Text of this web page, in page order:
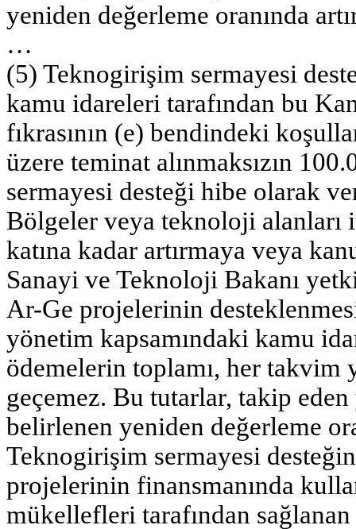
yeniden değerleme oranında
…
(5) Teknogirişim sermayesi
kamu idareleri tarafından bu
fıkrasının (e) bendindeki
üzere teminat alınmaksızın
sermayesi desteği hibe olarak
Bölgeler veya teknoloji alanları
katına kadar artırmaya veya
Sanayi ve Teknoloji Bakanı
Ar-Ge projelerinin
yönetim kapsamındaki kamu
ödemelerin toplamı, her takvim
geçemez. Bu tutarlar, takip eden
belirlenen yeniden değerleme
Teknogirişim sermayesi
projelerinin finansmanında
mükellefleri tarafından